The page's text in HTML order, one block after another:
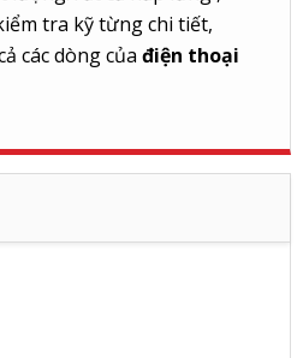
tra kỹ từng chi tiết,
các dòng của điện thoại